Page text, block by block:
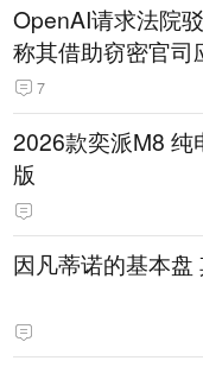
OpenAI请求法院
称其借助窃密官司
7
2026款奕派M8
版
因凡蒂诺的基本盘